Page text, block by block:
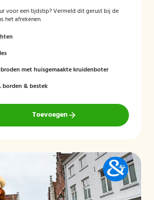
voor een tijdstip? Vermeld dit gerust bij de
het afrekenen.
met huisgemaakte kruidenboter
borden & bestek
Toevoegen